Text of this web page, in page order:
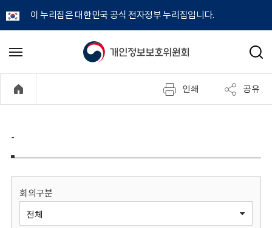
이 누리집은 대한민국 공식 전자정부 누리집입니다.
개
정
보
메
기
검
인쇄 공유
-
회의구분